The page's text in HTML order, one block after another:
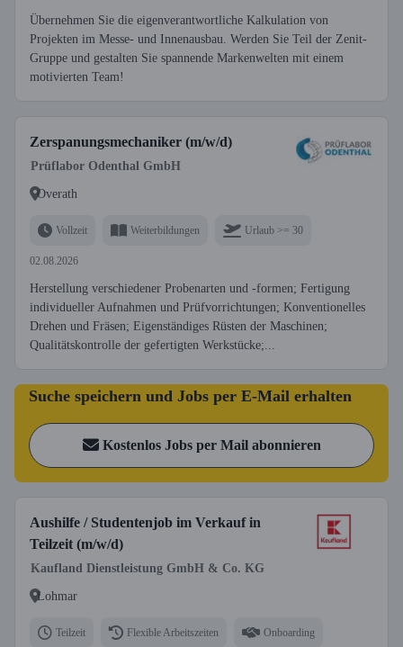
Übernehmen Sie die eigenverantwortliche Kalkulation von
Projekten im Messe- und Innenausbau. Werden Sie Teil der Zenit-
Gruppe und gestalten Sie spannende Markenwelten mit einem
motivierten Team!
Zerspanungsmechaniker (m/w/d)
Prüflabor Odenthal GmbH
Overath
Vollzeit Weiterbildungen Urlaub >= 30
02.08.2026
Herstellung verschiedener Probenarten und -formen; Fertigung
individueller Aufnahmen und Prüfvorrichtungen; Konventionelles
Drehen und Fräsen; Eigenständiges Rüsten der Maschinen;
Qualitätskontrolle der gefertigten Werkstücke;...
Suche speichern und Jobs per E-Mail erhalten
Kostenlos Jobs per Mail abonnieren
Aushilfe / Studentenjob im Verkauf in
Teilzeit (m/w/d)
Kaufland Dienstleistung GmbH & Co. KG
Lohmar
Teilzeit Flexible Arbeitszeiten Onboarding